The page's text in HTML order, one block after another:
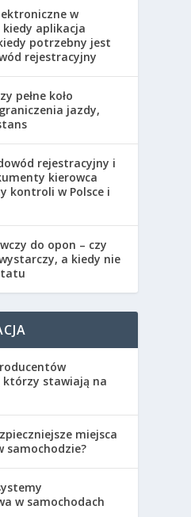
w
aplikacja
potrzebny jest
rejestracyjny
pełne koło
jazdy,
rejestracyjny i
kierowca
kontroli w Polsce i
do opon – czy
a kiedy nie
którzy stawiają na
miejsca
samochodzie?
w samochodach